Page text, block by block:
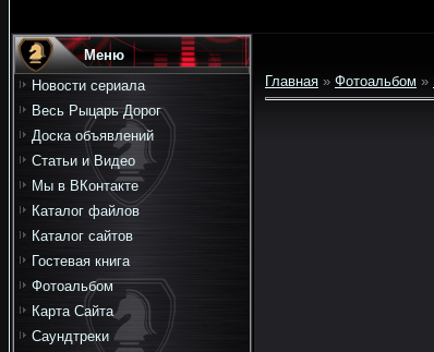
Меню
Новости сериала
Весь Рыцарь Дорог
Доска объявлений
Статьи и Видео
Мы в ВКонтакте
Каталог файлов
Каталог сайтов
Гостевая книга
Фотоальбом
Карта Сайта
Саундтреки
Главная » Фотоальбом »